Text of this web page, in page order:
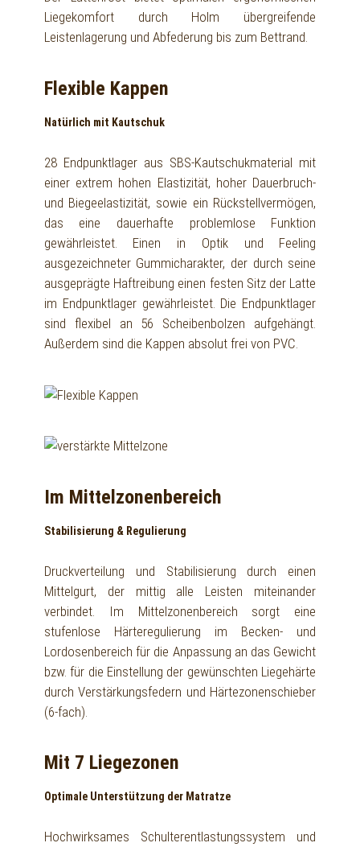
Liegekomfort durch Holm übergreifende
Leistenlagerung und Abfederung bis zum Bettrand.
Flexible Kappen
Natürlich mit Kautschuk
28 Endpunktlager aus SBS-Kautschukmaterial mit
einer extrem hohen Elastizität, hoher Dauerbruch-
und Biegeelastizität, sowie ein Rückstellvermögen,
das eine dauerhafte problemlose Funktion
gewährleistet. Einen in Optik und Feeling
ausgezeichneter Gummicharakter, der durch seine
ausgeprägte Haftreibung einen festen Sitz der Latte
im Endpunktlager gewährleistet. Die Endpunktlager
sind flexibel an 56 Scheibenbolzen aufgehängt.
Außerdem sind die Kappen absolut frei von PVC.
Im Mittelzonenbereich
Stabilisierung & Regulierung
Druckverteilung und Stabilisierung durch einen
Mittelgurt, der mittig alle Leisten miteinander
verbindet. Im Mittelzonenbereich sorgt eine
stufenlose Härteregulierung im Becken- und
Lordosenbereich für die Anpassung an das Gewicht
bzw. für die Einstellung der gewünschten Liegehärte
durch Verstärkungsfedern und Härtezonenschieber
(6-fach).
Mit 7 Liegezonen
Optimale Unterstützung der Matratze
Hochwirksames Schulterentlastungssystem und